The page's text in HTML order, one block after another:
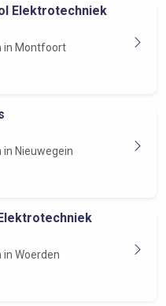
Elektrotechniek
in Montfoort
in Nieuwegein
in Woerden